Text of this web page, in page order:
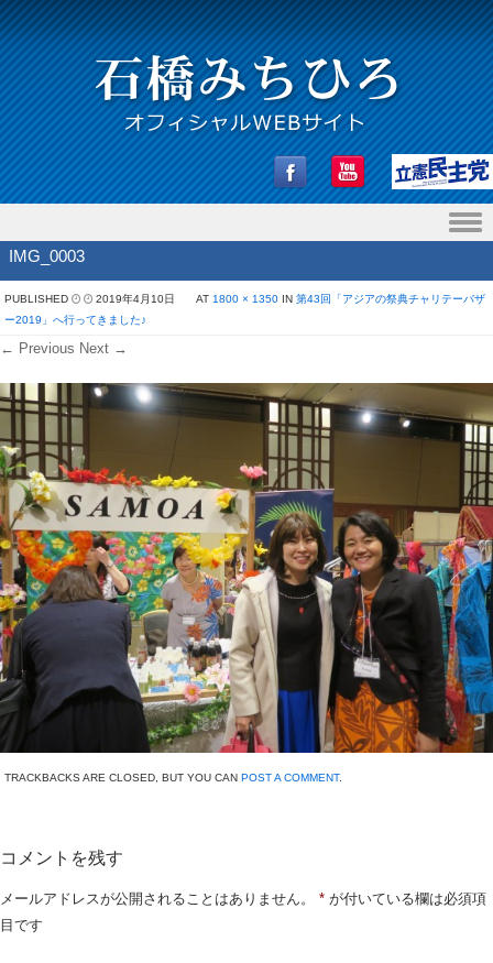
Skip to content
IMG_0003
PUBLISHED 2019年4月10日 AT 1800 × 1350 IN 第43回「アジアの祭典チャリテーバザ
ー2019」へ行ってきました♪
← Previous Next →
TRACKBACKS ARE CLOSED, BUT YOU CAN POST A COMMENT.
コメントを残す
メールアドレスが公開されることはありません。 * が付いている欄は必須項
目です